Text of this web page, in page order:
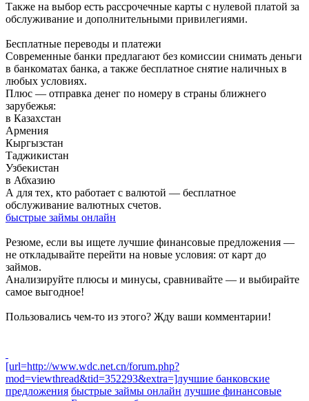
Также на выбор есть рассрочечные карты с нулевой платой за
обслуживание и дополнительными привилегиями.
Бесплатные переводы и платежи
Современные банки предлагают без комиссии снимать деньги
в банкоматах банка, а также бесплатное снятие наличных в
любых условиях.
Плюс — отправка денег по номеру в страны ближнего
зарубежья:
в Казахстан
Армения
Кыргызстан
Таджикистан
Узбекистан
в Абхазию
А для тех, кто работает с валютой — бесплатное
обслуживание валютных счетов.
быстрые займы онлайн
Резюме, если вы ищете лучшие финансовые предложения —
не откладывайте перейти на новые условия: от карт до
займов.
Анализируйте плюсы и минусы, сравнивайте — и выбирайте
самое выгодное!
Пользовались чем-то из этого? Жду ваши комментарии!
[url=http://www.wdc.net.cn/forum.php?
mod=viewthread&tid=352293&extra=]лучшие банковские
предложения быстрые займы онлайн лучшие финансовые